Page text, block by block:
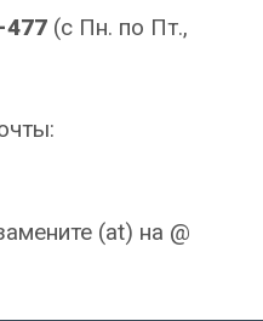
477 (с Пн. по Пт.,
(at) на @